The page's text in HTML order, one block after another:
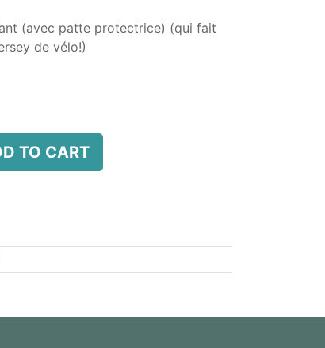
(avec patte protectrice) (qui fait
de vélo!)
TO CART